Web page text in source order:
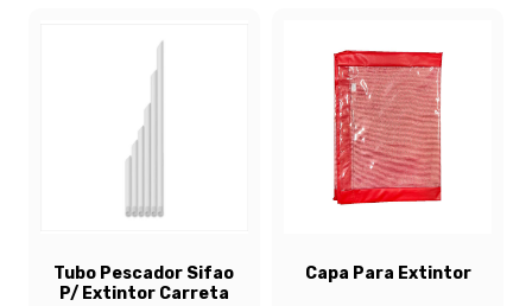
Tubo Pescador Sifao
P/ Extintor Carreta
Capa Para Extintor